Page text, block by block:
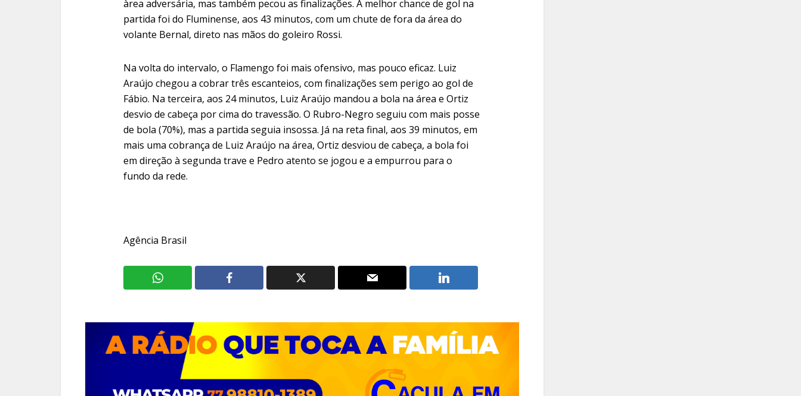
àrea adversária, mas também pecou as finalizações. A melhor chance de gol na
partida foi do Fluminense, aos 43 minutos, com um chute de fora da área do
volante Bernal, direto nas mãos do goleiro Rossi.
Na volta do intervalo, o Flamengo foi mais ofensivo, mas pouco eficaz. Luiz
Araújo chegou a cobrar três escanteios, com finalizações sem perigo ao gol de
Fábio. Na terceira, aos 24 minutos, Luiz Araújo mandou a bola na área e Ortiz
desvio de cabeça por cima do travessão. O Rubro-Negro seguiu com mais posse
de bola (70%), mas a partida seguia insossa. Já na reta final, aos 39 minutos, em
mais uma cobrança de Luiz Araújo na área, Ortiz desviou de cabeça, a bola foi
em direção à segunda trave e Pedro atento se jogou e a empurrou para o
fundo da rede.
Agência Brasil